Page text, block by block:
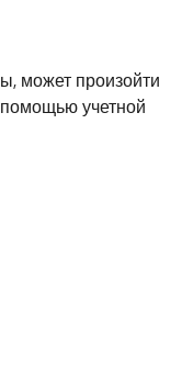
может произойти
учетной